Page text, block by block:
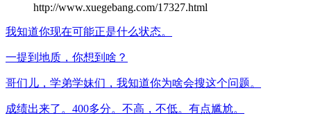
http://www.xuegebang.com/17327.html
我知道你现在可能正是什么状态。
一提到地质，你想到啥？
哥们儿，学弟学妹们，我知道你为啥会搜这个问题。
成绩出来了。400多分。不高，不低。有点尴尬。